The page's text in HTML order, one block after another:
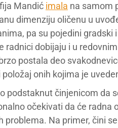
Mandić imala na samom
dimenziju oličenu u
pa su pojedini
radnici dobijaju i u
postala deo
onih kojima je
podstaknut činjenicom da
očekivati da će
problema. Na primer, čini